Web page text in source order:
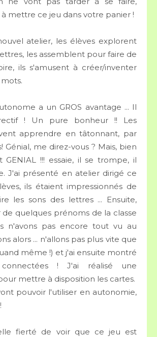
à mettre ce jeu dans votre panier !
atelier, les élèves explorent
les assemblent pour faire de
ils s'amusent à créer/inventer
a un GROS avantage ... Il
! Un pure bonheur !! Les
apprendre en tâtonnant, par
Génial, me direz-vous ? Mais, bien
GENIAL !!! essaie, il se trompe, il
J'ai présenté en atelier dirigé ce
ils étaient impressionnés de
les sons des lettres ... Ensuite,
de quelques prénoms de la classe
n'avons pas encore tout vu au
alors ... n'allons pas plus vite que
même !) et j'ai ensuite montré
! J'ai réalisé une
mettre à disposition les cartes.
pouvoir l'utiliser en autonomie,
fierté de voir que ce jeu est